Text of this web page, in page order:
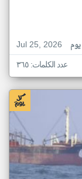
Jul 25, 2026
عدد الكلمات: ٣٦٥